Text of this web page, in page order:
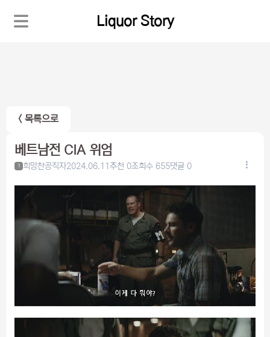
Liquor Story
< 목록으로
베트남전 CIA 위엄
1 희망찬공직자2024.06.11추천 0조회수 655댓글 0